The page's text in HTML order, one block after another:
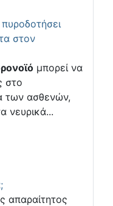
στον
μπορεί να
στο
των ασθενών,
νευρικά...
απαραίτητος